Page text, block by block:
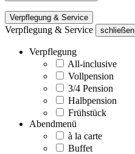
Verpflegung & Service
Verpflegung & Service schließen
Verpflegung
All-inclusive
Vollpension
3/4 Pension
Halbpension
Frühstück
Abendmenü
à la carte
Buffet